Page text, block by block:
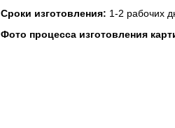
Сроки изготовления: 1-2 рабочих
Фото процесса изготовления